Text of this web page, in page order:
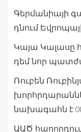
Գերմանիայի
դնում
Կայա Կալասը
դեմ նոր
Ռուբեն
նախագահն է
ԱԱԾ